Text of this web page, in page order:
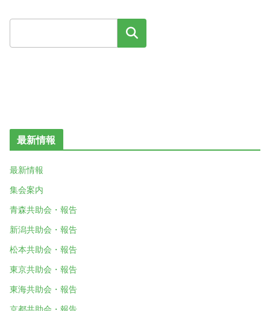
検索
最新情報
最新情報
集会案内
青森共助会・報告
新潟共助会・報告
松本共助会・報告
東京共助会・報告
東海共助会・報告